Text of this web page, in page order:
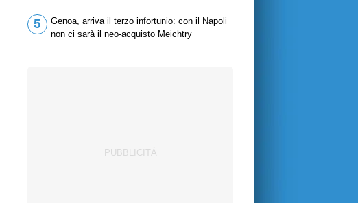
5
Genoa, arriva il terzo infortunio: con il Napoli
non ci sarà il neo-acquisto Meichtry